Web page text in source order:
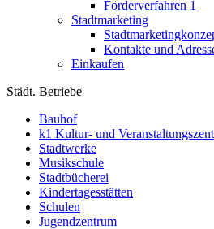
Förderverfahren 1
Stadtmarketing
Kontakte und
Einkaufen
Städt. Betriebe
Bauhof
k1 Kultur- und
Stadtwerke
Musikschule
Stadtbücherei
Kindertagesstätten
Schulen
Jugendzentrum